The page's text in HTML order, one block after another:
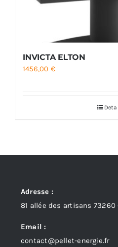
INVICTA ELTON
1456,00 €
Adresse :
81 allée des artisans 73260
Email :
contact@pellet-energie.fr